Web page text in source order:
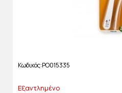
Κωδικός PO015335
Εξαντλημένο